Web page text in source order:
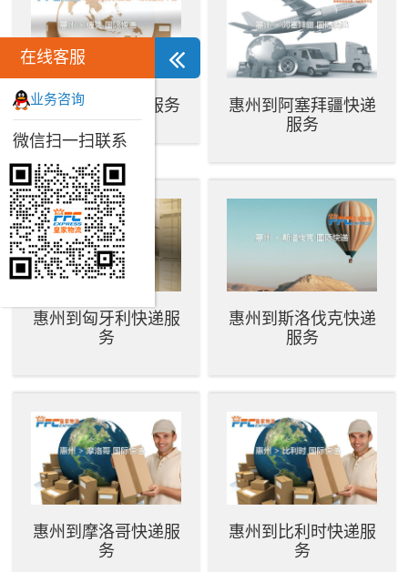
惠州到捷克快递服务
惠州到阿塞拜疆快递
服务
惠州到匈牙利快递服
务
惠州到斯洛伐克快递
服务
惠州到摩洛哥快递服
务
惠州到比利时快递服
务
在线客服
业务咨询
微信扫一扫联系